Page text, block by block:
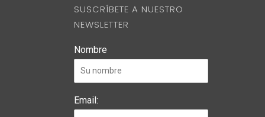
SUSCRÍBETE A NUESTRO
NEWSLETTER
Nombre
Email: